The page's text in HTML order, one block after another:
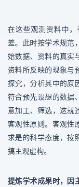
在这些观测资料中
差。此时按学术规范
始数据、资料的真实
资料所反映的现象与
探究，分析其中的原
符合预先设想的数据
意加工、筛选，这就
客观性原则。客观性
求是的科学态度，按
搞主观虚构。
提炼学术成果时，因